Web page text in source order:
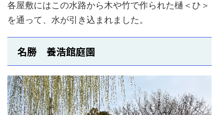
各屋敷にはこの水路から木や竹で作られた樋＜ひ＞
を通って、水が引き込まれました。
名勝 養浩館庭園